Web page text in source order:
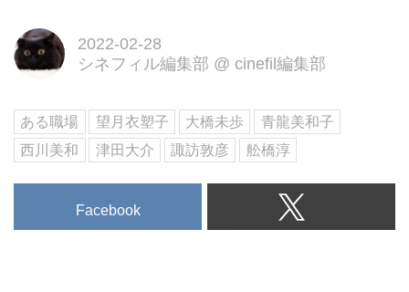
ル・ハラスメント事件に基づき、
クション 舩橋淳監督『ある職
場』2022/3/5 ポレポレ東中野ほか
全国順次公開
2022-02-28
シネフィル編集部 @ cinefil編集部
ある職場 望月衣塑子 大橋未歩
青龍美和子
西川美和
津田大介 諏訪敦彦 舩橋淳
Facebook